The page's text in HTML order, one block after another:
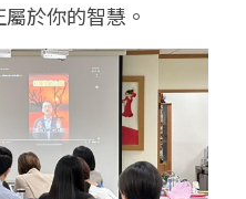
於你的智慧。